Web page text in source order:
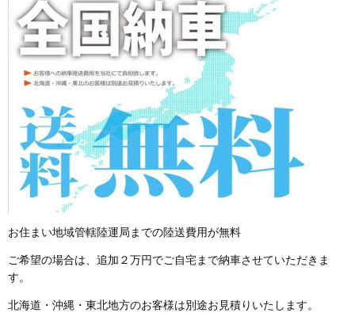
お住まい地域管轄陸運局までの陸送費用が無料
ご希望の場合は、追加２万円でご自宅まで納車させていただきま
す。
北海道・沖縄・東北地方のお客様は別途お見積りいたします。